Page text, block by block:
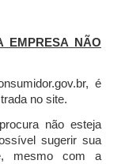
EMPRESA NÃO
é
no site.
não esteja
sugerir sua
mesmo com a